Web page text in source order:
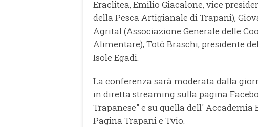
Eraclitea, Emilio Giacalone, vice
della Pesca Artigianale di Trapani),
Agrital (Associazione Generale delle
Alimentare), Totò Braschi, presidente
Isole Egadi.
La conferenza sarà moderata dalla
in diretta streaming sulla pagina
Trapanese” e su quella dell'
Pagina Trapani e Tvio.